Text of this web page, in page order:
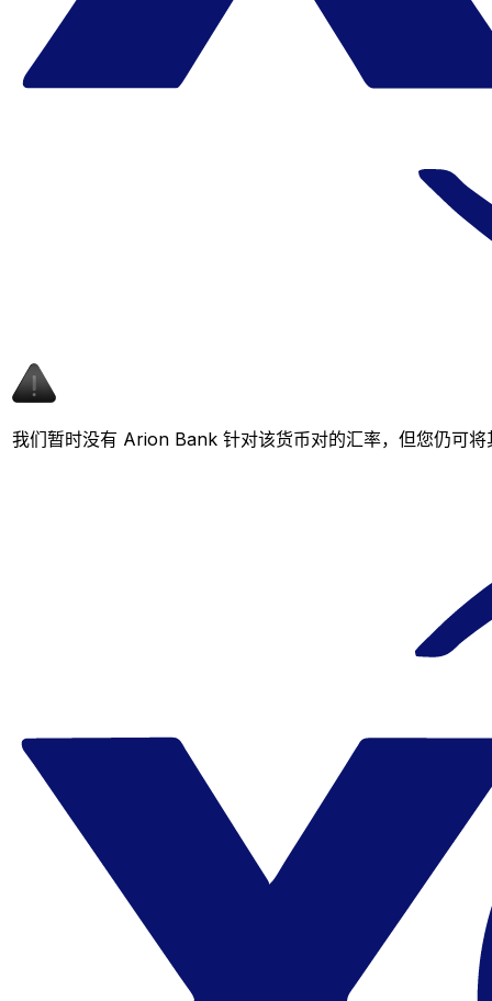
我们暂时没有 Arion Bank 针对该货币对的汇率，但您仍可